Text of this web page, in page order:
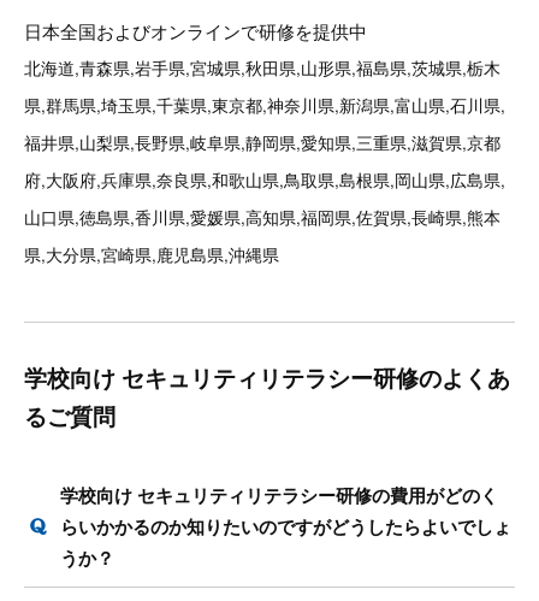
日本全国およびオンラインで研修を提供中
北海道,青森県,岩手県,宮城県,秋田県,山形県,福島県,茨城県,栃木
県,群馬県,埼玉県,千葉県,東京都,神奈川県,新潟県,富山県,石川県,
福井県,山梨県,長野県,岐阜県,静岡県,愛知県,三重県,滋賀県,京都
府,大阪府,兵庫県,奈良県,和歌山県,鳥取県,島根県,岡山県,広島県,
山口県,徳島県,香川県,愛媛県,高知県,福岡県,佐賀県,長崎県,熊本
県,大分県,宮崎県,鹿児島県,沖縄県
学校向け セキュリティリテラシー研修のよくあ
るご質問
学校向け セキュリティリテラシー研修の費用がどのく
らいかかるのか知りたいのですがどうしたらよいでしょ
うか？